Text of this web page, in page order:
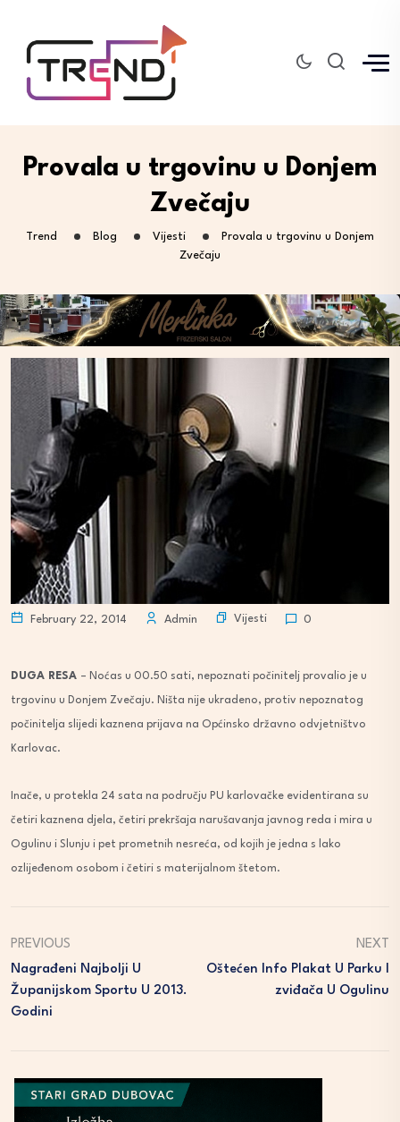
Provala u trgovinu u Donjem
Zvečaju
Trend Blog Vijesti
Provala u trgovinu u Donjem
Zvečaju
February 22, 2014 Admin Vijesti 0
DUGA RESA – Noćas u 00.50 sati, nepoznati počinitelj provalio je u
trgovinu u Donjem Zvečaju. Ništa nije ukradeno, protiv nepoznatog
počinitelja slijedi kaznena prijava na Općinsko državno odvjetništvo
Karlovac.
Inače, u protekla 24 sata na području PU karlovačke evidentirana su
četiri kaznena djela, četiri prekršaja narušavanja javnog reda i mira u
Ogulinu i Slunju i pet prometnih nesreća, od kojih je jedna s lako
ozlijeđenom osobom i četiri s materijalnom štetom.
PREVIOUS
Nagrađeni Najbolji U
Županijskom Sportu U 2013.
Godini
NEXT
Oštećen Info Plakat U Parku I
Zviđača U Ogulinu